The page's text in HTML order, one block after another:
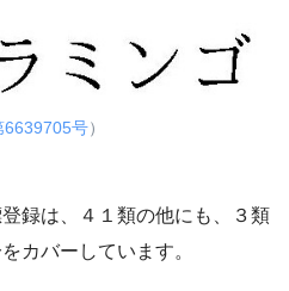
6639705号）
録は、４１類の他にも、３類
カバーしています。